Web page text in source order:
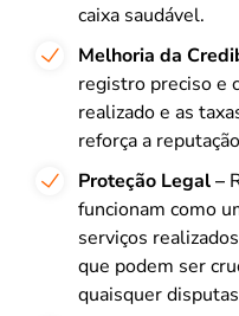
caixa saudável.
Melhoria da
registro preciso e
realizado e as
reforça a
Proteção Legal –
funcionam como
serviços
que podem ser
quaisquer